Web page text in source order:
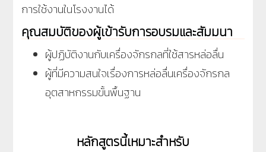
การใช้งานในโรงงานได้
คุณสมบัติของผู้เข้ารับการอบรมและสัมมนา
ผู้ปฏิบัติงานกับเครื่องจักรกลที่ใช้สารหล่อลื่น
ผู้ที่มีความสนใจเรื่องการหล่อลื่นเครื่องจักรกล
อุตสาหกรรมขั้นพื้นฐาน
หลักสูตรนี้เหมาะสำหรับ